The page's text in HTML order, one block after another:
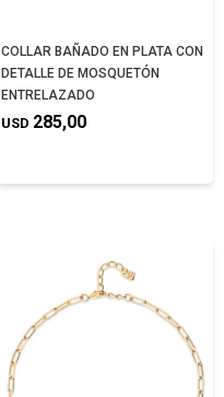
COLLAR BAÑADO EN PLATA CON
DETALLE DE MOSQUETÓN
ENTRELAZADO
USD 285,00